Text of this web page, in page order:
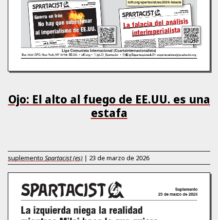
Ojo: El alto al fuego de EE.UU. es una
estafa
suplemento Spartacist (es) | 23 de marzo de 2026